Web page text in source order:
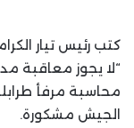
كتب رئيس تيار
“لا يجوز معاقبة
محاسبة مرفأ
الجيش مشكورة.